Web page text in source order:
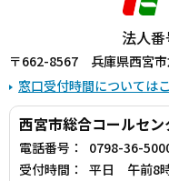
法人
〒662-8567 兵庫県西宮市
窓口受付時間については
西宮市総合コールセン
電話番号：
0798-36-
受付時間：
平日 午前8